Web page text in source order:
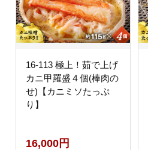
16-113 極上！茹で上げ
カニ甲羅盛４個(棒肉の
せ)【カニミソたっぷ
り】
16,000円